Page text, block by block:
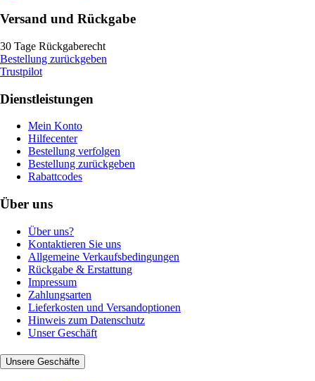
Versand und Rückgabe
30 Tage Rückgaberecht
Bestellung zurückgeben
Trustpilot
Dienstleistungen
Mein Konto
Hilfecenter
Bestellung verfolgen
Bestellung zurückgeben
Rabattcodes
Über uns
Über uns?
Kontaktieren Sie uns
Allgemeine Verkaufsbedingungen
Rückgabe & Erstattung
Impressum
Zahlungsarten
Lieferkosten und Versandoptionen
Hinweis zum Datenschutz
Unser Geschäft
Unsere Geschäfte